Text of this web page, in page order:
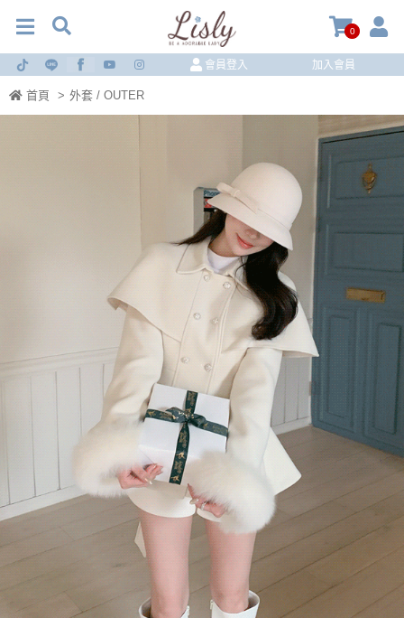
0
會員登入 加入會員
首頁 > 外套 / OUTER